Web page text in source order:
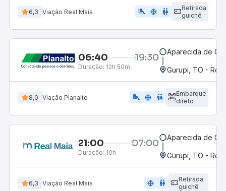
6,3 Viação Real Maia airline_seat_legroom_extra ac_unit wc
Retirada
guichê
06:40 19:30
Duração: 12h 50m
Aparecida de
Gurupi, TO -
8,0 Viação Planalto airline_seat_legroom_extra ac_unit WC
Embarque
direto
21:00 07:00
Duração: 10h
Aparecida de
Gurupi, TO -
6,3 Viação Real Maia ac_unit wc
Retirada
guichê